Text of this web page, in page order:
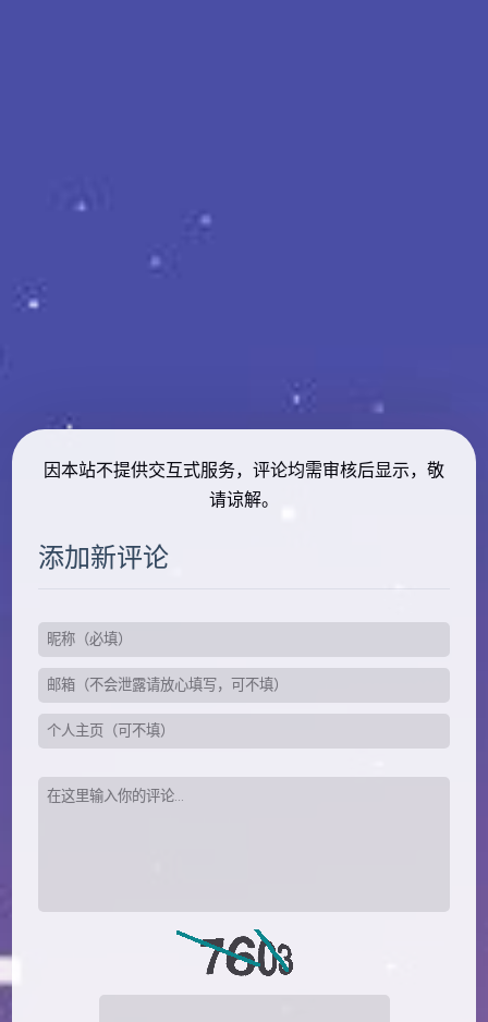
因本站不提供交互式服务，评论均需审核后显示，敬
请谅解。
添加新评论